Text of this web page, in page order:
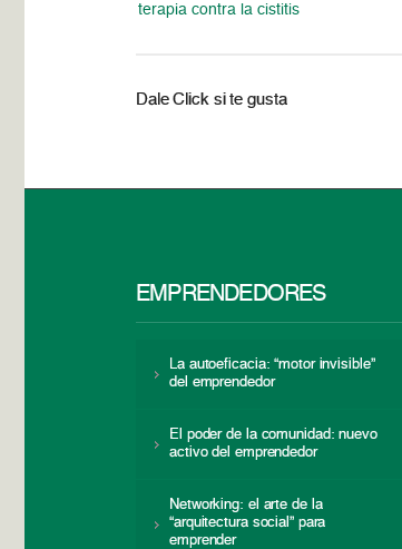
terapia contra la cistitis
Dale Click si te gusta
EMPRENDEDORES
La autoeficacia: “motor invisible”
del emprendedor
El poder de la comunidad: nuevo
activo del emprendedor
Networking: el arte de la
“arquitectura social” para
emprender